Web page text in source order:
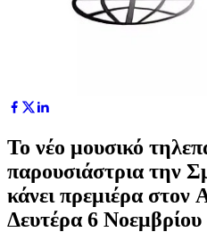
Το νέο μουσικό
παρουσιάστρια την
κάνει πρεμιέρα
Δευτέρα 6 Νοεμβρίου